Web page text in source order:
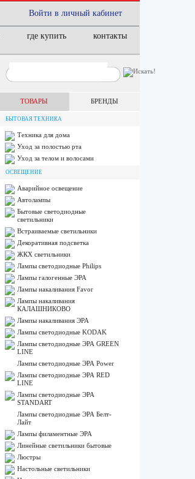
Войти в личный кабинет
где купить контакты
ТОВАРЫ БРЕНДЫ
БЫТОВАЯ ТЕХНИКА
Техника для дома
Уход за полостью рта
Уход за телом и волосами
ОСВЕЩЕНИЕ
Аварийное освещение
Автолампы
Бытовые светодиодные
светильники
Встраиваемые светильники
Декоративная подсветка
ЖКХ светильники
Лампы cветодиодные Philips
Лампы галогенные ЭРА
Лампы накаливания Favor
Лампы накаливания
КАЛАШНИКОВО
Лампы накаливания ЭРА
Лампы светодиодные KODAK
Лампы светодиодные ЭРА GREEN
LINE
Лампы светодиодные ЭРА Power
Лампы светодиодные ЭРА RED
LINE
Лампы светодиодные ЭРА
STANDART
Лампы светодиодные ЭРА Белт-
Лайт
Лампы филаментные ЭРА
Линейные светильники бытовые
Люстры
Настольные светильники